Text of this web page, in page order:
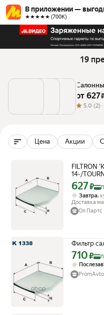
В приложении —
★★★★★ (700К)
19
от 627
5.0 (2) ·
Цена Акции
FILTRON
14-/
Цена с
627₽
Завтра,
Доставка
Ол Партс
Фильтр
Цена с
710₽